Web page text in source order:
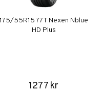
175/55R15 77T Nexen Nblue
HD Plus
1277 kr